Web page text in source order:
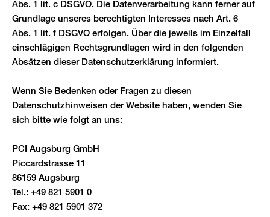
Abs. 1 lit. c DSGVO. Die Datenverarbeitung kann ferner auf
Grundlage unseres berechtigten Interesses nach Art. 6
Abs. 1 lit. f DSGVO erfolgen. Über die jeweils im Einzelfall
einschlägigen Rechtsgrundlagen wird in den folgenden
Absätzen dieser Datenschutzerklärung informiert.
Wenn Sie Bedenken oder Fragen zu diesen
Datenschutzhinweisen der Website haben, wenden Sie
sich bitte wie folgt an uns:
PCI Augsburg GmbH
Piccardstrasse 11
86159 Augsburg
Tel.: +49 821 5901 0
Fax: +49 821 5901 372